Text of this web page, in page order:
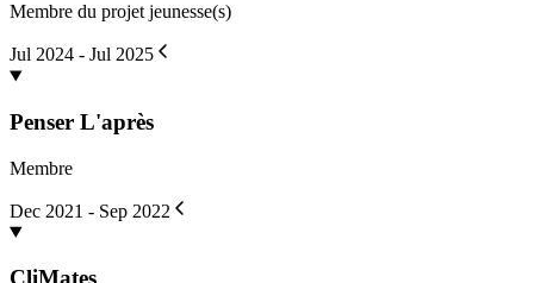
Membre du projet jeunesse(s)
Jul 2024 - Jul 2025
Penser L'après
Membre
Dec 2021 - Sep 2022